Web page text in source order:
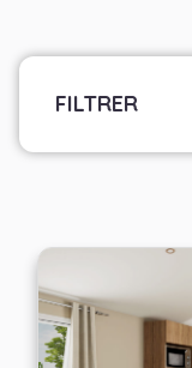
FILTRER
Largeur
Nombre de